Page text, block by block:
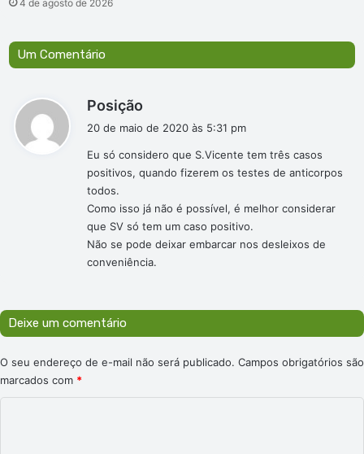
4 de agosto de 2026
Um Comentário
Posição
s
e
20 de maio de 2020 às 5:31 pm
Eu só considero que S.Vicente tem três casos
positivos, quando fizerem os testes de anticorpos
todos.
Como isso já não é possível, é melhor considerar
que SV só tem um caso positivo.
Não se pode deixar embarcar nos desleixos de
conveniência.
Deixe um comentário
O seu endereço de e-mail não será publicado. Campos obrigatórios são
marcados com *